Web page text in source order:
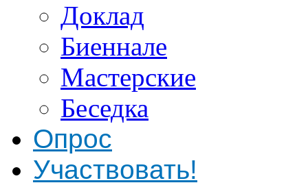
Доклад
Биеннале
Мастерские
Беседка
Опрос
Участвовать!